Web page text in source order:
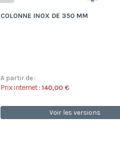
COLONNE INOX DE 350 MM
A partir de :
Prix internet :140,00 €
Voir les versions